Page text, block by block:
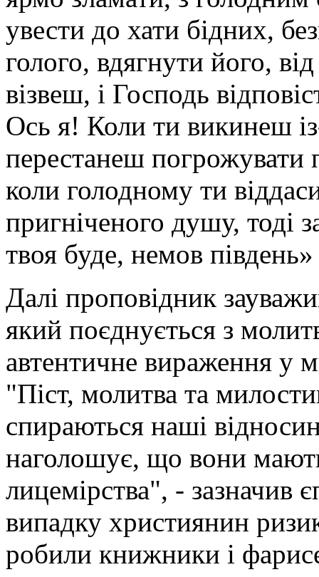
увести до хати бідних,
голого, вдягнути його,
візвеш, і Господь
Ось я! Коли ти викинеш
перестанеш погрожувати
коли голодному ти
пригніченого душу, тоді
твоя буде, немов
Далі проповідник
який поєднується з
автентичне вираження у
"Піст, молитва та
спираються наші
наголошує, що вони
лицемірства", -
випадку християнин
робили книжники і